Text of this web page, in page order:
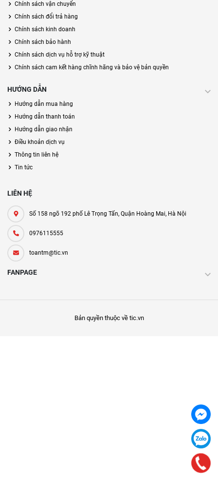
Chính sách vận chuyển
Chính sách đổi trả hàng
Chính sách kinh doanh
Chính sách bảo hành
Chính sách dịch vụ hỗ trợ kỹ thuật
Chính sách cam kết hàng chĩnh hãng và bảo vệ bản quyền
HƯỚNG DẪN
Hướng dẫn mua hàng
Hướng dẫn thanh toán
Hướng dẫn giao nhận
Điều khoản dịch vụ
Thông tin liên hệ
Tin tức
LIÊN HỆ
Số 158 ngõ 192 phố Lê Trọng Tấn, Quận Hoàng Mai, Hà Nội
0976115555
toantm@tic.vn
FANPAGE
Bản quyền thuộc về tic.vn